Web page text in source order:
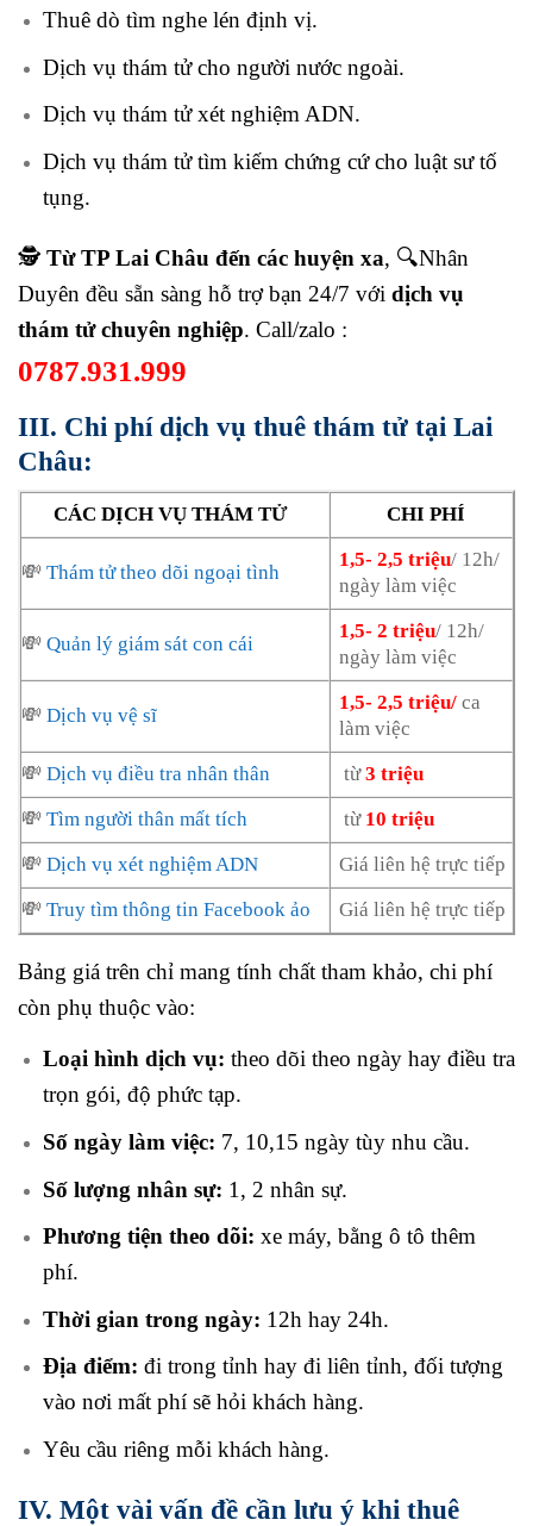
Thuê dò tìm nghe lén định vị.
Dịch vụ thám tử cho người nước ngoài.
Dịch vụ thám tử xét nghiệm ADN.
Dịch vụ thám tử tìm kiếm chứng cứ cho luật sư tố
tụng.
🕵️ Từ TP Lai Châu đến các huyện xa, 🔍Nhân
Duyên đều sẵn sàng hỗ trợ bạn 24/7 với dịch vụ
thám tử chuyên nghiệp. Call/zalo :
0787.931.999
III. Chi phí dịch vụ thuê thám tử tại Lai
Châu:
CÁC DỊCH VỤ THÁM TỬ CHI PHÍ
💸 Thám tử theo dõi ngoại tình
1,5- 2,5 triệu/ 12h/
ngày làm việc
💸 Quản lý giám sát con cái
1,5- 2 triệu/ 12h/
ngày làm việc
💸 Dịch vụ vệ sĩ
1,5- 2,5 triệu/ ca
làm việc
💸 Dịch vụ điều tra nhân thân từ3 triệu
💸 Tìm người thân mất tích từ 10 triệu
💸 Dịch vụ xét nghiệm ADN
Giá liên hệ trực tiếp
💸 Truy tìm thông tin Facebook ảo Giá liên hệ trực tiếp
Bảng giá trên chỉ mang tính chất tham khảo, chi phí
còn phụ thuộc vào:
Loại hình dịch vụ: theo dõi theo ngày hay điều tra
trọn gói, độ phức tạp.
Số ngày làm việc: 7, 10,15 ngày tùy nhu cầu.
Số lượng nhân sự: 1, 2 nhân sự.
Phương tiện theo dõi: xe máy, bằng ô tô thêm
phí.
Thời gian trong ngày: 12h hay 24h.
Địa điểm: đi trong tỉnh hay đi liên tỉnh, đối tượng
vào nơi mất phí sẽ hỏi khách hàng.
Yêu cầu riêng mỗi khách hàng.
IV. Một vài vấn đề cần lưu ý khi thuê